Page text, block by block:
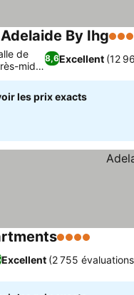
By Ihg5
8,6Excellent (12
de
midi
les prix exacts
4 Étoiles
Excellent (2 755